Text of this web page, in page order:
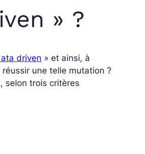
» ?
driven » et ainsi, à
une telle mutation ?
selon trois critères